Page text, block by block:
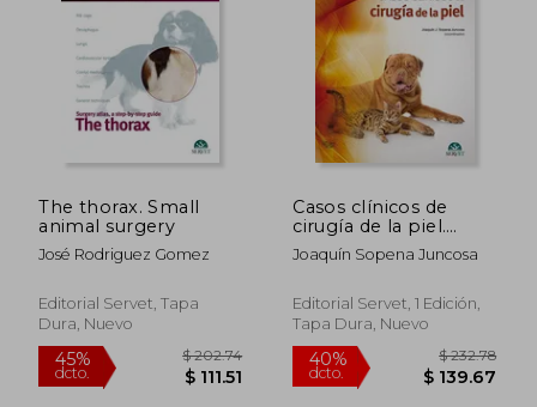
45%
dcto.
45%
dcto.
The thorax. Small
animal surgery
José Rodriguez Gomez
Editorial Servet, Tapa
Dura, Nuevo
Casos clínicos de
cirugía de la piel.
Técnicas quirúrgicas
Joaquín Sopena Juncosa
Editorial Servet, 1 Edición,
Tapa Dura, Nuevo